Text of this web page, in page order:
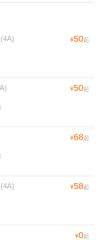
(4A) ¥50起
¥50起
¥68起
(4A) ¥58起
¥0起